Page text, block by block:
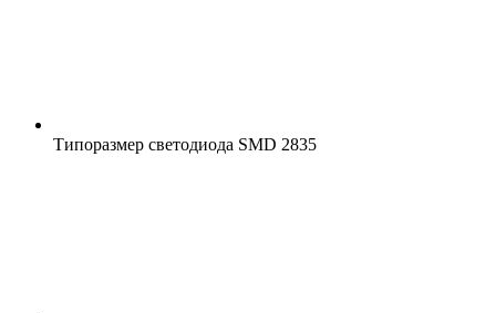
Типоразмер светодиода SMD 2835